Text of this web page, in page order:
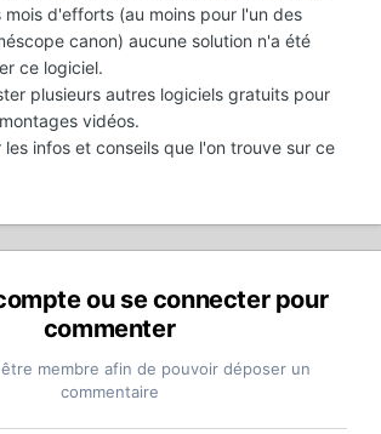
d'efforts (au moins pour l'un des
canon) aucune solution n'a été
ce logiciel.
plusieurs autres logiciels gratuits pour
vidéos.
infos et conseils que l'on trouve sur ce
ou se connecter pour
commenter
membre afin de pouvoir déposer un
commentaire